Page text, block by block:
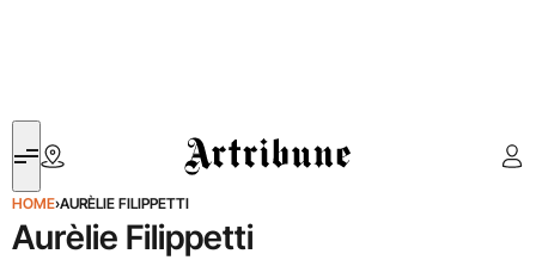
Artribune
HOME›AURÈLIE FILIPPETTI
Aurèlie Filippetti